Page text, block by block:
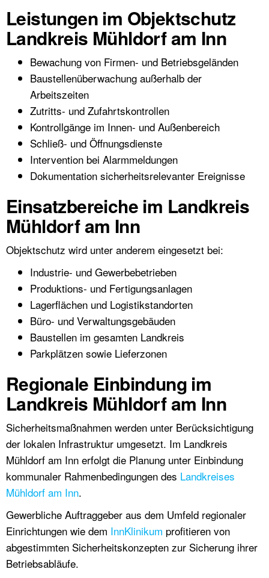
Leistungen im Objektschutz
Landkreis Mühldorf am Inn
Bewachung von Firmen- und Betriebsgeländen
Baustellenüberwachung außerhalb der
Arbeitszeiten
Zutritts- und Zufahrtskontrollen
Kontrollgänge im Innen- und Außenbereich
Schließ- und Öffnungsdienste
Intervention bei Alarmmeldungen
Dokumentation sicherheitsrelevanter Ereignisse
Einsatzbereiche im Landkreis
Mühldorf am Inn
Objektschutz wird unter anderem eingesetzt bei:
Industrie- und Gewerbebetrieben
Produktions- und Fertigungsanlagen
Lagerflächen und Logistikstandorten
Büro- und Verwaltungsgebäuden
Baustellen im gesamten Landkreis
Parkplätzen sowie Lieferzonen
Regionale Einbindung im
Landkreis Mühldorf am Inn
Sicherheitsmaßnahmen werden unter Berücksichtigung
der lokalen Infrastruktur umgesetzt. Im Landkreis
Mühldorf am Inn erfolgt die Planung unter Einbindung
kommunaler Rahmenbedingungen des Landkreises
Mühldorf am Inn.
Gewerbliche Auftraggeber aus dem Umfeld regionaler
Einrichtungen wie dem InnKlinikum profitieren von
abgestimmten Sicherheitskonzepten zur Sicherung ihrer
Betriebsabläufe.